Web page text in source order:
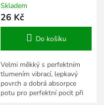
Skladem
26 Kč
Do košíku
Velmi měkký s perfektním
tlumením vibrací, lepkavý
povrch a dobrá absorpce
potu pro perfektní pocit při